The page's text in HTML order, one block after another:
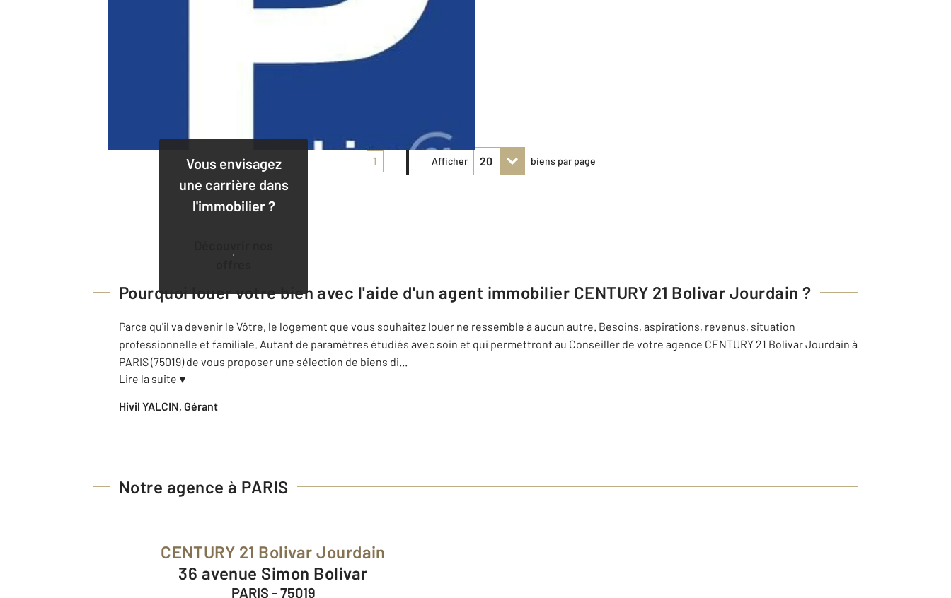
Vous envisagez
une carrière dans
l'immobilier ?
1 Afficher biens par page
Pourquoi louer votre bien avec l'aide d'un agent immobilier CENTURY 21 Bolivar Jourdain ?
Parce qu'il va devenir le Vôtre, le logement que vous souhaitez louer ne ressemble à aucun autre. Besoins, aspirations, revenus, situation
professionnelle et familiale. Autant de paramètres étudiés avec soin et qui permettront au Conseiller de votre agence CENTURY 21 Bolivar Jourdain à
PARIS (75019) de vous proposer une sélection de biens di...
Lire la suite ▼
Hivil YALCIN, Gérant
Notre agence à PARIS
CENTURY 21 Bolivar Jourdain
36 avenue Simon Bolivar
PARIS - 75019